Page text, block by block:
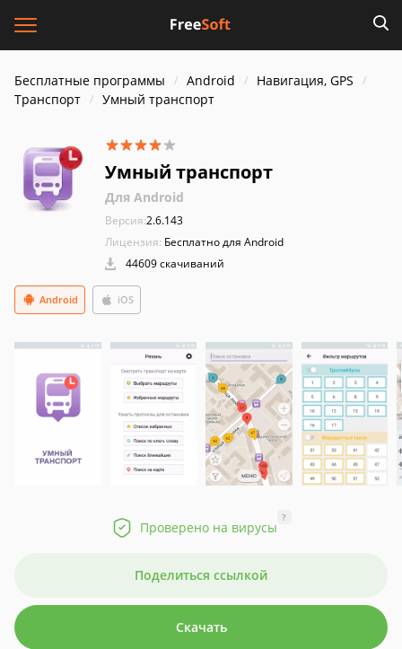
Бесплатные программы Android
Навигация, GPS
Транспорт
Умный транспорт
Умный транспорт
Для Android
Версия:2.6.143
Лицензия: Бесплатно для Android
44609 скачиваний
Android iOS
Проверено на вирусы
?
Поделиться ссылкой
Скачать